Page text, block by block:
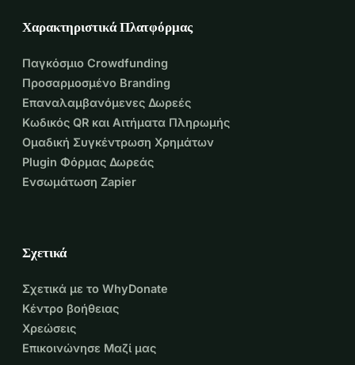
Χαρακτηριστικά Πλατφόρμας
Παγκόσμιο Crowdfunding
Προσαρμοσμένο Branding
Επαναλαμβανόμενες Δωρεές
Κωδικός QR και Αιτήματα Πληρωμής
Ομαδική Συγκέντρωση Χρημάτων
Plugin Φόρμας Δωρεάς
Ενσωμάτωση Zapier
Σχετικά
Σχετικά με το WhyDonate
Κέντρο βοήθειας
Χρεώσεις
Επικοινώνησε Μαζί μας